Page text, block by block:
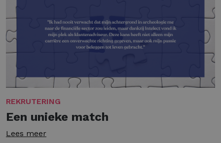
REKRUTERING
Een unieke match
Lees meer